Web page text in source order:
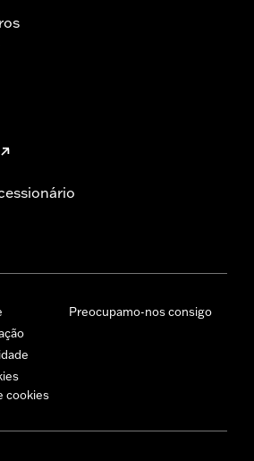
cookies
Preocupamo-nos consigo